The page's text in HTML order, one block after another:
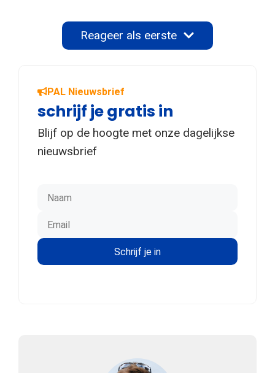
Reageer als eerste
PAL Nieuwsbrief
schrijf je gratis in
Blijf op de hoogte met onze dagelijkse
nieuwsbrief